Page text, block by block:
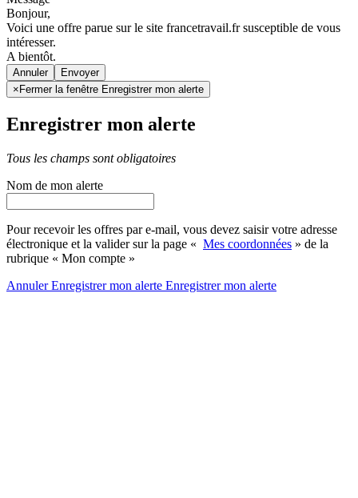
Bonjour,
Voici une offre parue sur le site francetravail.fr susceptible de vous
intéresser.
A bientôt.
Annuler
× Fermer la fenêtre Enregistrer mon alerte
Enregistrer mon alerte
Tous les champs sont obligatoires
Nom de mon alerte
Pour recevoir les offres par e-mail, vous devez saisir votre adresse
électronique et la valider sur la page « Mes coordonnées » de la
rubrique « Mon compte »
AnnulerEnregistrer mon alerte Enregistrermon alerte